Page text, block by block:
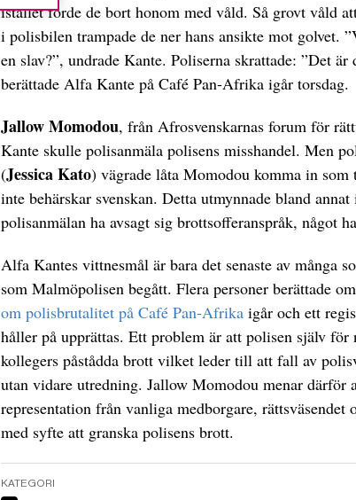
istället förde de bort honom med våld. Så grovt våld
i polisbilen trampade de ner hans ansikte mot golvet.
en slav?”, undrade Kante. Poliserna skrattade: ”Det
berättade Alfa Kante på Café Pan-Afrika igår torsdag.
Jallow Momodou, från Afrosvenskarnas forum för
Kante skulle polisanmäla polisens misshandel. Men
(Jessica Kato) vägrade låta Momodou komma in
inte behärskar svenskan. Detta utmynnade bland
polisanmälan ha avsagt sig brottsofferanspråk, något
Alfa Kantes vittnesmål är bara det senaste av många
som Malmöpolisen begått. Flera personer berättade
om polisbrutalitet på Café Pan-Afrika igår och ett
håller på upprättas. Ett problem är att polisen själv för
kollegers påstådda brott vilket leder till att fall av
utan vidare utredning. Jallow Momodou menar därför
representation från vanliga medborgare,
med syfte att granska polisens brott.
KATEGORI